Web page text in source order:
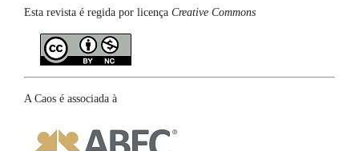
Esta revista é regida por licença Creative Commons
A Caos é associada à